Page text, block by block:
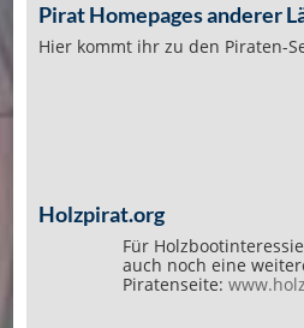
Pirat Homepages anderer
Hier kommt ihr zu den Piraten-
Holzpirat.org
Für
auch noch eine
Piratenseite: